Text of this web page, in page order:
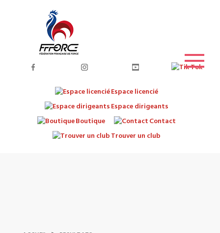
Espace licencié
Espace dirigeants
Boutique
Contact
Trouver un club